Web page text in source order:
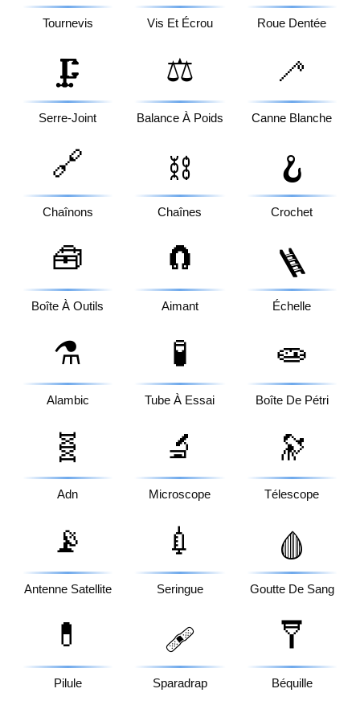
Tournevis Vis Et Écrou Roue Dentée
🗜️
Serre-Joint
⚖️
Balance À Poids
🦯
Canne Blanche
🔗
Chaînons
⛓️
Chaînes
🪝
Crochet
🧰
Boîte À Outils
🧲
Aimant
🪜
Échelle
⚗️
Alambic
🧪
Tube À Essai
🧫
Boîte De Pétri
🧬
Adn
🔬
Microscope
🔭
Télescope
📡
Antenne Satellite
💉
Seringue
🩸
Goutte De Sang
💊
Pilule
🩹
Sparadrap
🩼
Béquille